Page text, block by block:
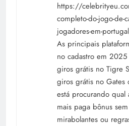
https://
completo-do-jogo-de-
jogadores-em-
As principais
no cadastro em
giros grátis no Tigre
giros grátis no Gates
está procurando qual
mais paga bônus
mirabolantes ou